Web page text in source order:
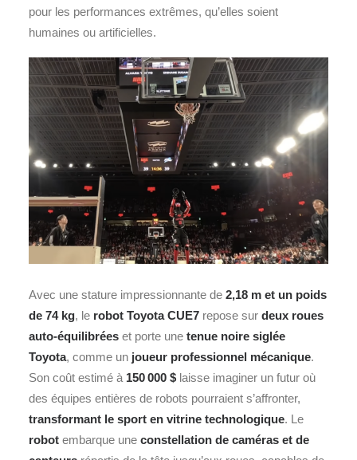
pour les performances extrêmes, qu’elles soient
humaines ou artificielles.
Avec une stature impressionnante de 2,18 m et un poids
de 74 kg, le robot Toyota CUE7 repose sur deux roues
auto‑équilibrées et porte une tenue noire siglée
Toyota, comme un joueur professionnel mécanique.
Son coût estimé à 150 000 $ laisse imaginer un futur où
des équipes entières de robots pourraient s’affronter,
transformant le sport en vitrine technologique. Le
robot embarque une constellation de caméras et de